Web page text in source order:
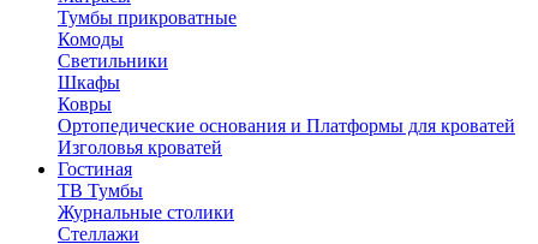
Тумбы прикроватные
Комоды
Светильники
Шкафы
Ковры
Ортопедические основания и Платформы для кроватей
Изголовья кроватей
Гостиная
ТВ Тумбы
Журнальные столики
Стеллажи